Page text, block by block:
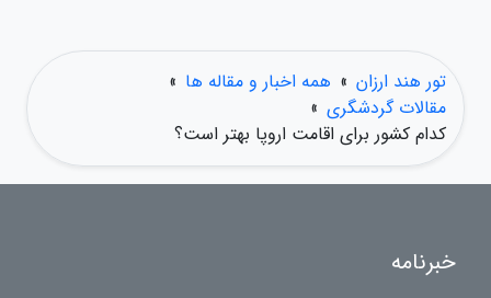
تور هند ارزان » همه اخبار و مقاله ها »
مقالات گردشگری »
کدام کشور برای اقامت اروپا بهتر است؟
خبرنامه